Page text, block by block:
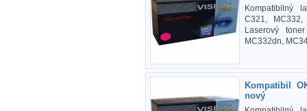
Kompatibilný
C321, MC332,
Laserový
MC332dn,
Kompatibil
nový